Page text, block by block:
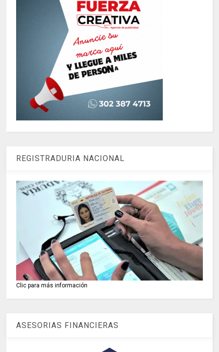
REGISTRADURIA NACIONAL
Clic para más información
ASESORIAS FINANCIERAS